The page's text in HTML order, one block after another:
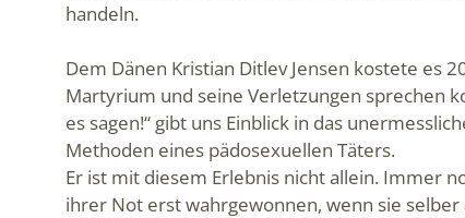
handeln.
Dem Dänen Kristian Ditlev Jensen kostete es
Martyrium und seine Verletzungen sprechen
es sagen!“ gibt uns Einblick in das
Methoden eines pädosexuellen Täters.
Er ist mit diesem Erlebnis nicht allein. Immer
ihrer Not erst wahrgewonnen, wenn sie